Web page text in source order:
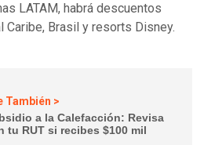
LATAM, habrá descuentos
Brasil y resorts Disney.
También >
a la Calefacción: Revisa
tu RUT si recibes $100 mil